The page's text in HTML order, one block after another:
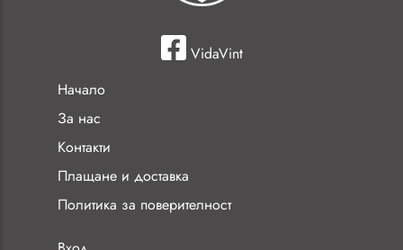
VidaVint
Начало
За нас
Контакти
Плащане и доставка
Политика за поверителност